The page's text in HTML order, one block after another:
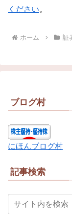
ください。
ホーム 証
ブログ村
にほんブログ村
記事検索